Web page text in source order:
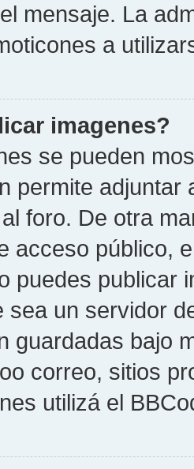
mensaje. La
a
imagenes?
se pueden
permite
foro. De otra
acceso público,
puedes publicar
sea un servidor
guardadas bajo
correo, sitios
utilizá el